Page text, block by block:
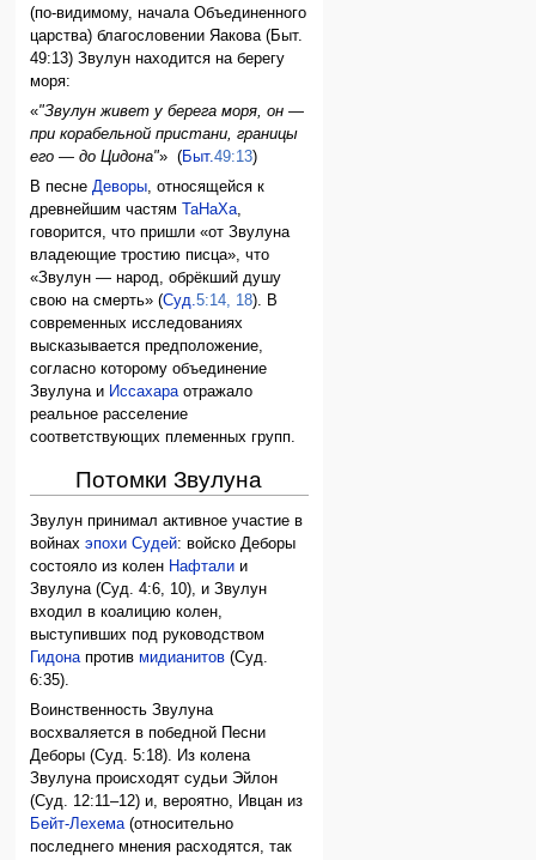
(по-видимому, начала Объединенного
царства) благословении Яакова (Быт.
49:13) Звулун находится на берегу
моря:
«"Звулун живет у берега моря, он —
при корабельной пристани, границы
его — до Цидона"» (Быт.49:13)
В песнеДеворы, относящейся к
древнейшим частям
ТаНаХа,
говорится, что пришли «от Звулуна
владеющие тростию писца», что
«Звулун — народ, обрёкший душу
свою на смерть» (Суд.5:14, 18). В
современных исследованиях
высказывается предположение,
согласно которому объединение
Звулуна и Иссахараотражало
реальное расселение
соответствующих племенных групп.
Потомки Звулуна
Звулун принимал активное участие в
войнахэпохи Судей: войско Деборы
состояло из колен Нафтали и
Звулуна (Суд. 4:6, 10), и Звулун
входил в коалицию колен,
выступивших под руководством
Гидонапротивмидианитов (Суд.
6:35).
Воинственность Звулуна
восхваляется в победной Песни
Деборы (Суд. 5:18). Из колена
Звулуна происходят судьи Эйлон
(Суд. 12:11–12) и, вероятно, Ивцан из
Бейт-Лехема(относительно
последнего мнения расходятся, так